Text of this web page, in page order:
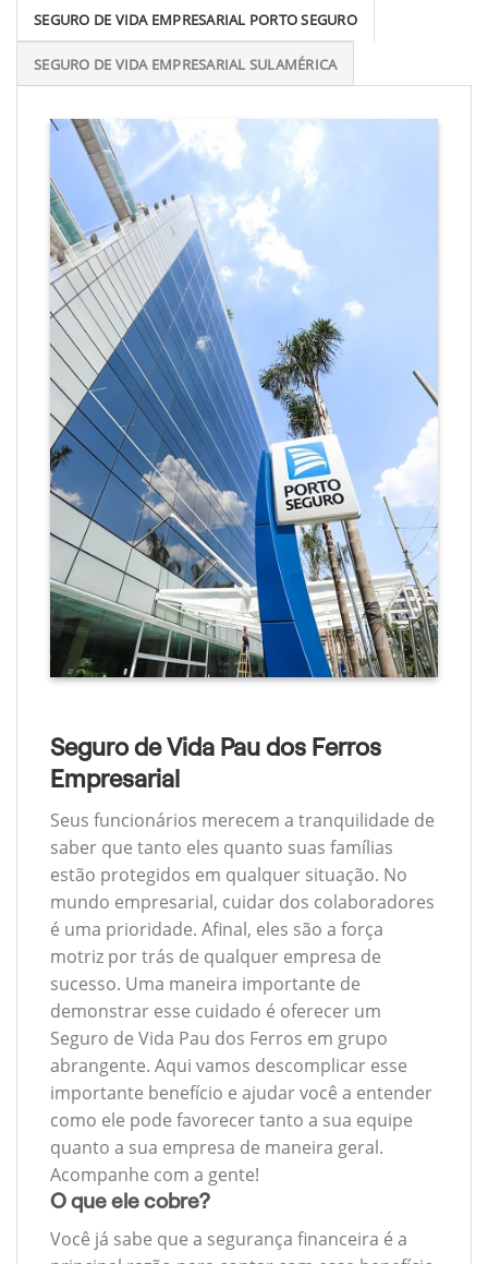
SEGURO DE VIDA EMPRESARIAL PORTO SEGURO
SEGURO DE VIDA EMPRESARIAL SULAMÉRICA
Seguro de Vida Pau dos Ferros
Empresarial
Seus funcionários merecem a tranquilidade de
saber que tanto eles quanto suas famílias
estão protegidos em qualquer situação. No
mundo empresarial, cuidar dos colaboradores
é uma prioridade. Afinal, eles são a força
motriz por trás de qualquer empresa de
sucesso. Uma maneira importante de
demonstrar esse cuidado é oferecer um
Seguro de Vida Pau dos Ferros em grupo
abrangente. Aqui vamos descomplicar esse
importante benefício e ajudar você a entender
como ele pode favorecer tanto a sua equipe
quanto a sua empresa de maneira geral.
Acompanhe com a gente!
O que ele cobre?
Você já sabe que a segurança financeira é a